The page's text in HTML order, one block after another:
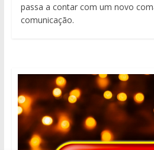
passa a contar com um novo
comunicação.